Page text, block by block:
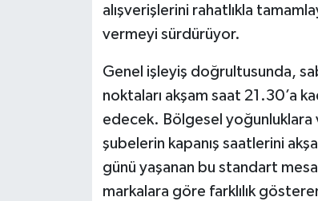
alışverişlerini rahatlıkla
vermeyi sürdürüyor.
Genel işleyiş doğrultusunda,
noktaları akşam saat 21.30’a
edecek. Bölgesel
şubelerin kapanış saatlerini
günü yaşanan bu standart
markalara göre farklılık